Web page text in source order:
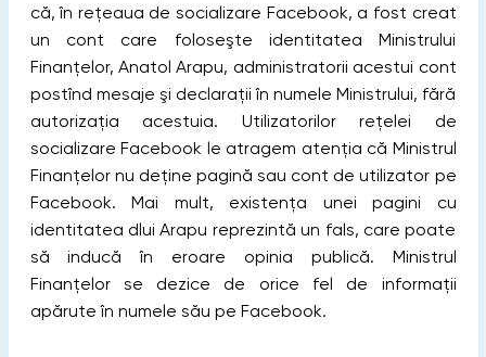
că, în reţeaua de socializare Facebook, a fost creat
un cont care foloseşte identitatea Ministrului
Finanţelor, Anatol Arapu, administratorii acestui cont
postînd mesaje şi declaraţii în numele Ministrului, fără
autorizaţia acestuia. Utilizatorilor reţelei de
socializare Facebook le atragem atenţia că Ministrul
Finanţelor nu deţine pagină sau cont de utilizator pe
Facebook. Mai mult, existenţa unei pagini cu
identitatea dlui Arapu reprezintă un fals, care poate
să inducă în eroare opinia publică. Ministrul
Finanţelor se dezice de orice fel de informaţii
apărute în numele său pe Facebook.